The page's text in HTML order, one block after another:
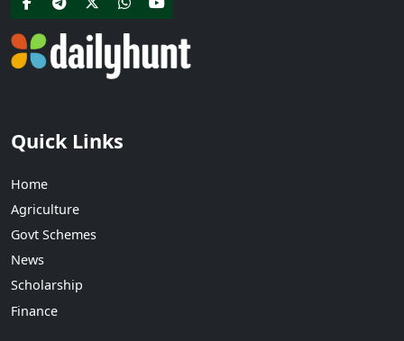
Quick Links
Home
Agriculture
Govt Schemes
News
Scholarship
Finance